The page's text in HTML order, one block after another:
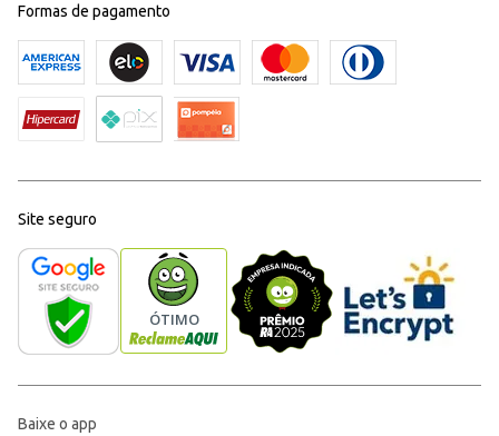
Formas de pagamento
Site seguro
Baixe o app